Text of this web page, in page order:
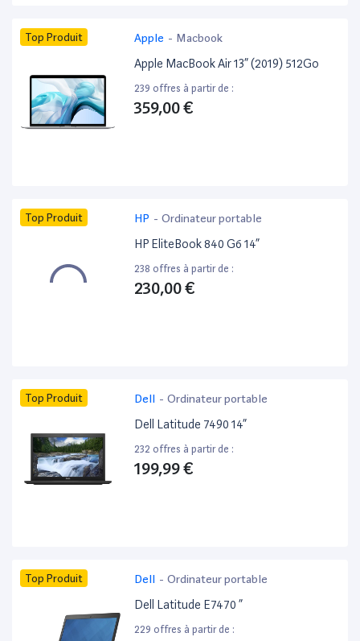
Top Produit Apple - Macbook
Apple MacBook Air 13” (2019) 512Go
239 offres à partir de :
359,00 €
Top Produit HP - Ordinateur portable
HP EliteBook 840 G6 14”
238 offres à partir de :
230,00 €
Top Produit Dell - Ordinateur portable
Dell Latitude 7490 14”
232 offres à partir de :
199,99 €
Top Produit Dell - Ordinateur portable
Dell Latitude E7470 ”
229 offres à partir de :